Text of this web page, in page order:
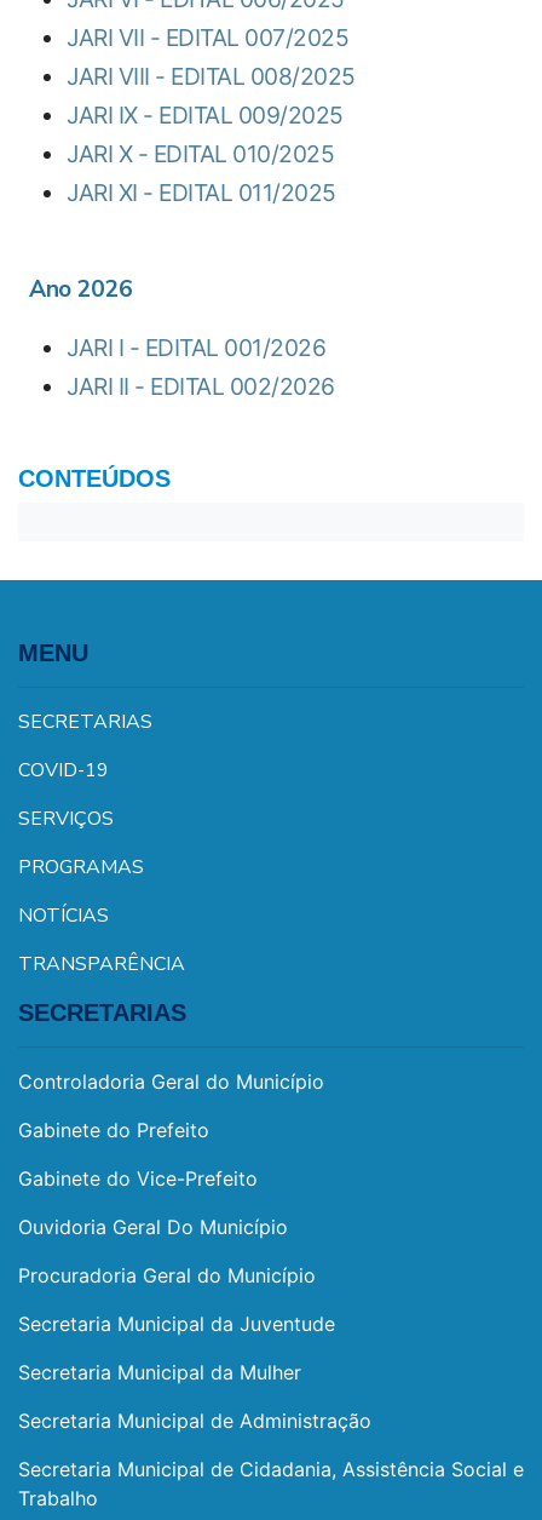
JARI VII - EDITAL 007/2025
JARI VIII - EDITAL 008/2025
JARI IX - EDITAL 009/2025
JARI X - EDITAL 010/2025
JARI XI - EDITAL 011/2025
Ano 2026
JARI I - EDITAL 001/2026
JARI II - EDITAL 002/2026
CONTEÚDOS
MENU
SECRETARIAS
COVID-19
SERVIÇOS
PROGRAMAS
NOTÍCIAS
TRANSPARÊNCIA
SECRETARIAS
Controladoria Geral do Município
Gabinete do Prefeito
Gabinete do Vice-Prefeito
Ouvidoria Geral Do Município
Procuradoria Geral do Município
Secretaria Municipal da Juventude
Secretaria Municipal da Mulher
Secretaria Municipal de Administração
Secretaria Municipal de Cidadania, Assistência Social e
Trabalho